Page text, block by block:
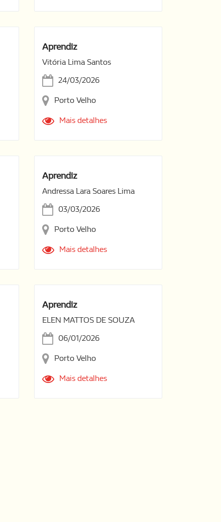
Aprendiz
Vitória Lima Santos
24/03/2026
Porto Velho
Mais detalhes
Aprendiz
Andressa Lara Soares Lima
03/03/2026
Porto Velho
Mais detalhes
Aprendiz
ELEN MATTOS DE SOUZA
06/01/2026
Porto Velho
Mais detalhes